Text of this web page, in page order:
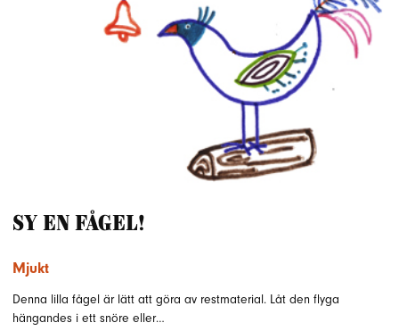
Sy en fågel!
Mjukt
Denna lilla fågel är lätt att göra av restmaterial. Låt den flyga
hängandes i ett snöre eller…